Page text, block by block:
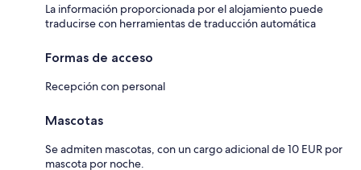
La información proporcionada por el alojamiento puede
traducirse con herramientas de traducción automática
Formas de acceso
Recepción con personal
Mascotas
Se admiten mascotas, con un cargo adicional de 10 EUR por
mascota por noche.